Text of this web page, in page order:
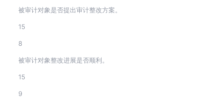
被审计对象是否提出审计整改方案。
15
8
被审计对象整改进展是否顺利。
15
9